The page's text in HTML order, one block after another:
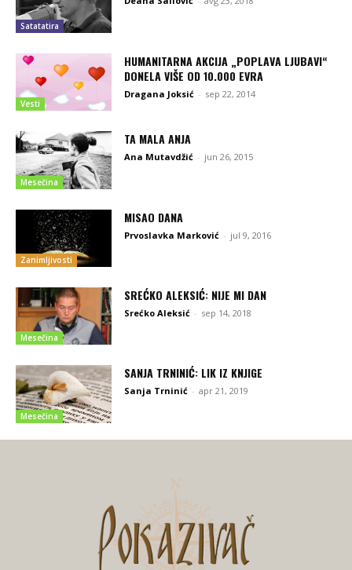
Satatatira
Vesti
HUMANITARNA AKCIJA „POPLAVA LJUBAVI“
DONELA VIŠE OD 10.000 EVRA
Dragana Joksić - sep 22, 2014
Mesečina
TA MALA ANJA
Ana Mutavdžić - jun 26, 2015
Zanimljivosti
MISAO DANA
Prvoslavka Marković - jul 9, 2016
Mesečina
SREĆKO ALEKSIĆ: NIJE MI DAN
Srećko Aleksić - sep 14, 2018
Mesečina
SANJA TRNINIĆ: LIK IZ KNJIGE
Sanja Trninić - apr 21, 2019